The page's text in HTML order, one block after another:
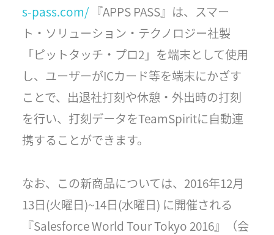
s-pass.com/『APPS PASS』は、スマー
ト・ソリューション・テクノロジー社製
「ピットタッチ・プロ2」を端末として使用
し、ユーザーがICカード等を端末にかざす
ことで、出退社打刻や休憩・外出時の打刻
を行い、打刻データをTeamSpiritに自動連
携することができます。
なお、この新商品については、2016年12月
13日(火曜日)~14日(水曜日) に開催される
『Salesforce World Tour Tokyo 2016』（会